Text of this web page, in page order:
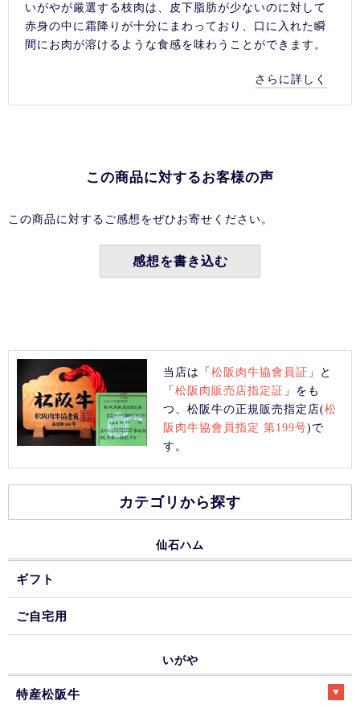
いがやが厳選する枝肉は、皮下脂肪が少ないのに対して
赤身の中に霜降りが十分にまわっており、口に入れた瞬
間にお肉が溶けるような食感を味わうことができます。
さらに詳しく
この商品に対するお客様の声
この商品に対するご感想をぜひお寄せください。
感想を書き込む
当店は「松阪肉牛協會員証 」と
「松阪肉販売店指定証 」をも
つ、松阪牛の正規販売指定店(松
阪肉牛協會員指定 第199号)で
す。
カテゴリから探す
仙石ハム
ギフト
ご自宅用
いがや
特産松阪牛